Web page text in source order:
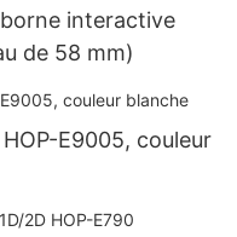
interactive
de 58 mm)
E9005, couleur